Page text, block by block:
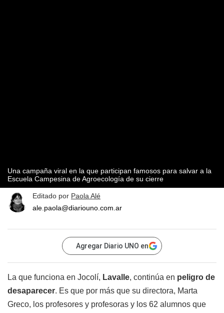
Una campaña viral en la que participan famosos para salvar a la
Escuela Campesina de Agroecología de su cierre
Editado por Paola Alé
ale.paola@diariouno.com.ar
Agregar Diario UNO en
La que funciona en Jocolí, Lavalle, continúa en peligro de
desaparecer. Es que por más que su directora, Marta
Greco, los profesores y profesoras y los 62 alumnos que